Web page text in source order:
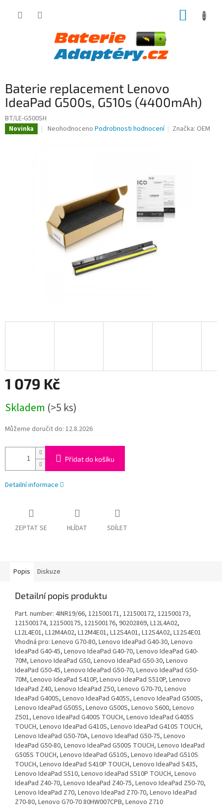
Baterie replacement Lenovo
IdeaPad G500s, G510s (4400mAh)
BT/LE-G500SH
Novinka
Průměrné
Neohodnoceno Podrobnosti hodnocení Značka: OEM
1 079 Kč
cena:
Skladem (>5 ks)
Můžeme doručit do: 12.8.2026
Přidat do košíku
Detailní informace
ZEPTAT SE HLÍDAT SDÍLET
Popis Diskuze
Detailní popis produktu
Part. number: 4INR19/66, 121500171, 121500172, 121500173,
121500174, 121500175, 121500176, 90202869, L12L4A02,
L12L4E01, L12M4A02, L12M4E01, L12S4A01, L12S4A02, L12S4E01
Vhodná pro: Lenovo G70-80, Lenovo IdeaPad G40-30, Lenovo
IdeaPad G40-45, Lenovo IdeaPad G40-70, Lenovo IdeaPad G40-
70M, Lenovo IdeaPad G50, Lenovo IdeaPad G50-30, Lenovo
IdeaPad G50-45, Lenovo IdeaPad G50-70, Lenovo IdeaPad G50-
70M, Lenovo IdeaPad S410P, Lenovo IdeaPad S510P, Lenovo
IdeaPad Z40, Lenovo IdeaPad Z50, Lenovo G70-70, Lenovo
IdeaPad G400S, Lenovo IdeaPad G405S, Lenovo IdeaPad G500S,
Lenovo IdeaPad G505S, Lenovo G500S, Lenovo S600, Lenovo
Z501, Lenovo IdeaPad G400S TOUCH, Lenovo IdeaPad G405S
TOUCH, Lenovo IdeaPad G410S, Lenovo IdeaPad G410S TOUCH,
Lenovo IdeaPad G50-70A, Lenovo IdeaPad G50-75, Lenovo
IdeaPad G50-80, Lenovo IdeaPad G500S TOUCH, Lenovo IdeaPad
G505S TOUCH, Lenovo IdeaPad G510S, Lenovo IdeaPad G510S
TOUCH, Lenovo IdeaPad S410P TOUCH, Lenovo IdeaPad S435,
Lenovo IdeaPad S510, Lenovo IdeaPad S510P TOUCH, Lenovo
IdeaPad Z40-70, Lenovo IdeaPad Z40-75, Lenovo IdeaPad Z50-70,
Lenovo IdeaPad Z70, Lenovo IdeaPad Z70-70, Lenovo IdeaPad
Z70-80, Lenovo G70-70 80HW007CPB, Lenovo Z710